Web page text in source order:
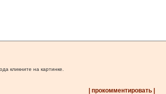
кликните на картинке.
| прокомментировать |